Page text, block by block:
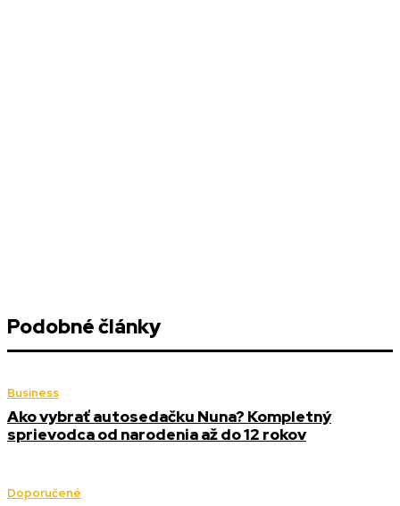
Podobné články
Business
Ako vybrať autosedačku Nuna? Kompletný
sprievodca od narodenia až do 12 rokov
Doporučené